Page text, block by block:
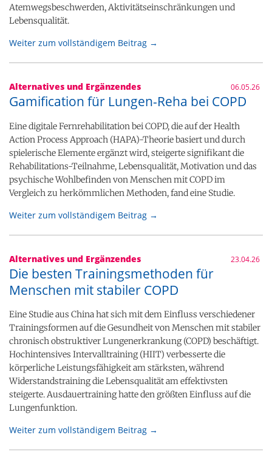
Atemwegsbeschwerden, Aktivitätseinschränkungen und
Lebensqualität.
Weiter zum vollständigem Beitrag →
Alternatives und Ergänzendes 06.05.26
Gamification für Lungen-Reha bei COPD
Eine digitale Fernrehabilitation bei COPD, die auf der Health
Action Process Approach (HAPA)-Theorie basiert und durch
spielerische Elemente ergänzt wird, steigerte signifikant die
Rehabilitations-Teilnahme, Lebensqualität, Motivation und das
psychische Wohlbefinden von Menschen mit COPD im
Vergleich zu herkömmlichen Methoden, fand eine Studie.
Weiter zum vollständigem Beitrag →
Alternatives und Ergänzendes 23.04.26
Die besten Trainingsmethoden für
Menschen mit stabiler COPD
Eine Studie aus China hat sich mit dem Einfluss verschiedener
Trainingsformen auf die Gesundheit von Menschen mit stabiler
chronisch obstruktiver Lungenerkrankung (COPD) beschäftigt.
Hochintensives Intervalltraining (HIIT) verbesserte die
körperliche Leistungsfähigkeit am stärksten, während
Widerstandstraining die Lebensqualität am effektivsten
steigerte. Ausdauertraining hatte den größten Einfluss auf die
Lungenfunktion.
Weiter zum vollständigem Beitrag →